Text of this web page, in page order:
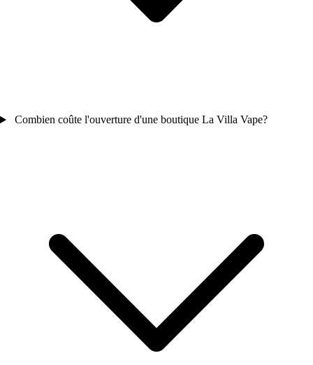
Combien coûte l'ouverture d'une boutique La Villa Vape?